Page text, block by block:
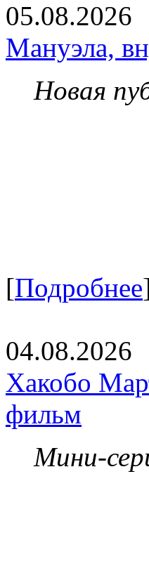
05.08.2026
Мануэла,
Новая
[Подробнее
04.08.2026
Хакобо
фильм
Мини-